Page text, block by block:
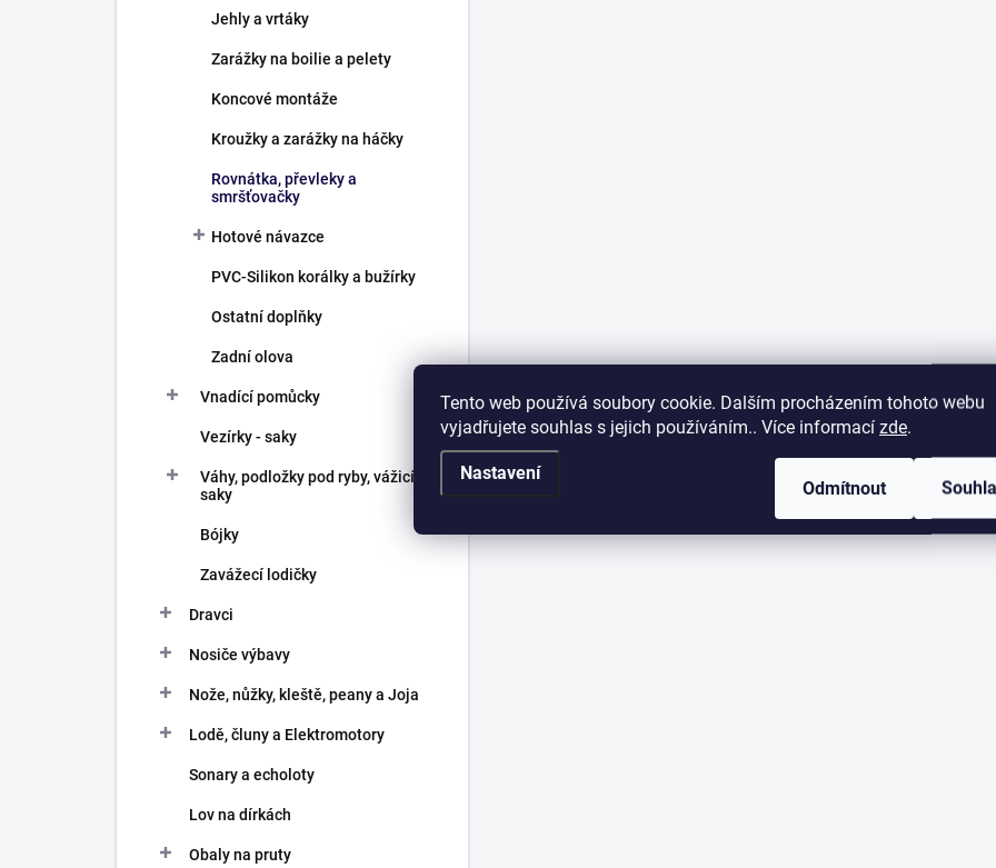
Tento web používá soubory cookie. Dalším procházením tohoto webu
vyjadřujete souhlas s jejich používáním.. Více informací zde.
Nastavení
Odmítnout
Jehly a vrtáky
Zarážky na boilie a pelety
Koncové montáže
Kroužky a zarážky na háčky
Rovnátka, převleky a
smršťovačky
Hotové návazce
PVC-Silikon korálky a bužírky
Ostatní doplňky
Zadní olova
Vnadící pomůcky
Vezírky - saky
Váhy, podložky pod ryby, vážicí
saky
Bójky
Zavážecí lodičky
Dravci
Nosiče výbavy
Nože, nůžky, kleště, peany a Joja
Lodě, čluny a Elektromotory
Sonary a echoloty
Lov na dírkách
Obaly na pruty